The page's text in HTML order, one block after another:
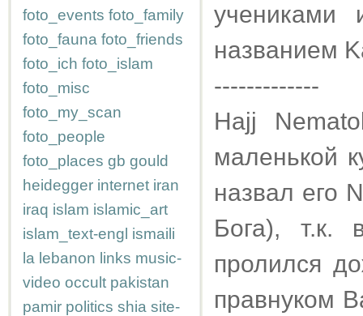
foto_events foto_family
foto_fauna foto_friends
foto_ich foto_islam
foto_misc
foto_my_scan
foto_people
foto_places gb gould
heidegger internet iran
iraq islam islamic_art
islam_text-engl ismaili
la lebanon links music-
video occult pakistan
pamir politics shia site-
названием
-------------
Hajj
маленькой
назвал его
Бога), т.к.
пролился
правнуком